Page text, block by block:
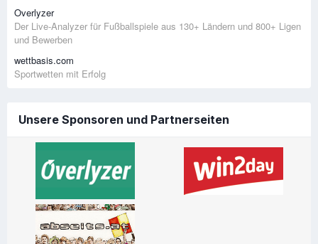
Overlyzer
Der Live-Analyzer für Fußballspiele aus 130+ Ländern und 800+ Ligen
und Bewerben
wettbasis.com
Sportwetten mit Erfolg
Unsere Sponsoren und Partnerseiten